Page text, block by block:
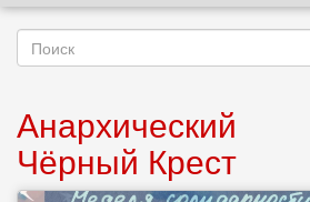
Форма
Анархический
Чёрный Крест